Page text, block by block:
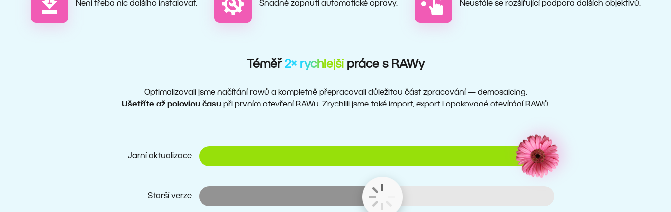
Není třeba nic dalšího instalovat. Snadné zapnutí automatické opravy. Neustále se rozšiřující podpora dalších objektivů.
Téměř 2× rychlejší práce s RAWy
Optimalizovali jsme načítání rawů a kompletně přepracovali důležitou část zpracování — demosaicing.
Ušetříte až polovinu časupři prvním otevření RAWu. Zrychlili jsme také import, export i opakované otevírání RAWů.
Jarní aktualizace
Starší verze